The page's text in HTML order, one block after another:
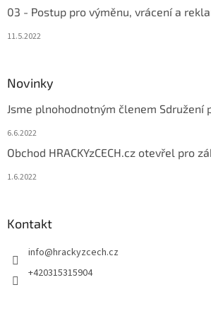
03 - Postup pro výměnu, vrácení a
11.5.2022
Novinky
Jsme plnohodnotným členem Sdružení
6.6.2022
Obchod HRACKYzCECH.cz otevřel pro
1.6.2022
Kontakt
info@hrackyzcech.cz
+420315315904